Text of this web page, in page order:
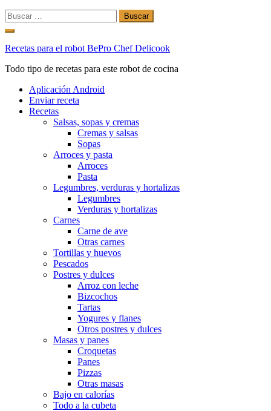
Buscar:
Ir
contenido
Recetas para el robot BePro Chef Delicook
Todo tipo de recetas para este robot de cocina
Aplicación Android
Enviar receta
Recetas
Salsas, sopas y cremas
Cremas y salsas
Sopas
Arroces y pasta
Arroces
Pasta
Legumbres, verduras y hortalizas
Legumbres
Verduras y hortalizas
Carnes
Carne de ave
Otras carnes
Tortillas y huevos
Pescados
Postres y dulces
Arroz con leche
Bizcochos
Tartas
Yogures y flanes
Otros postres y dulces
Masas y panes
Croquetas
Panes
Pizzas
Otras masas
Bajo en calorías
Todo a la cubeta